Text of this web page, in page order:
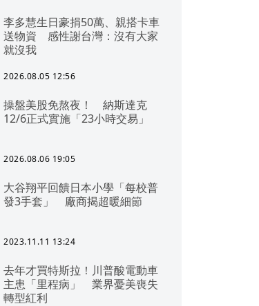
李多慧生日豪捐50萬、親搭卡車
送物資 感性謝台灣：沒有大家
就沒我
2026.08.05 12:56
操盤美股免熬夜！ 納斯達克
12/6正式實施「23小時交易」
2026.08.06 19:05
大谷翔平回饋日本小學「每校普
發3手套」 廠商揭超暖細節
2023.11.11 13:24
去年才買特斯拉！川普酸電動車
主患「里程病」 業界憂美喪失
轉型紅利